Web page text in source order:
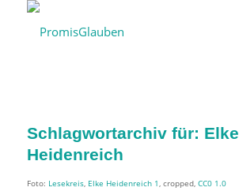
Schlagwortarchiv für: Elke
Heidenreich
Foto: Lesekreis, Elke Heidenreich 1 , cropped, CC0 1.0